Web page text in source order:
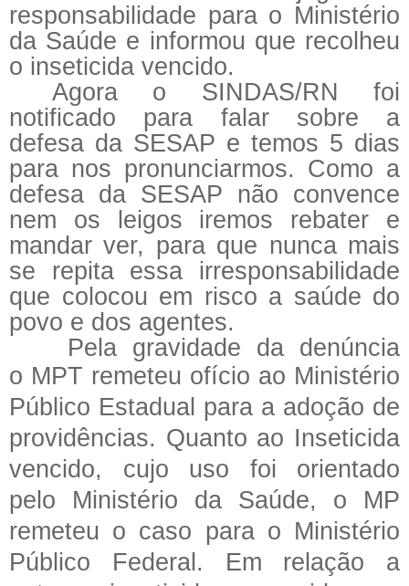
responsabilidade para o Ministério
da Saúde e informou que recolheu
o inseticida vencido.
Agora o SINDAS/RN foi
notificado para falar sobre a
defesa da SESAP e temos 5 dias
para nos pronunciarmos. Como a
defesa da SESAP não convence
nem os leigos iremos rebater e
mandar ver, para que nunca mais
se repita essa irresponsabilidade
que colocou em risco a saúde do
povo e dos agentes.
Pela gravidade da denúncia
o MPT remeteu ofício ao Ministério
Público Estadual para a adoção de
providências. Quanto ao Inseticida
vencido, cujo uso foi orientado
pelo Ministério da Saúde, o MP
remeteu o caso para o Ministério
Público Federal. Em relação a